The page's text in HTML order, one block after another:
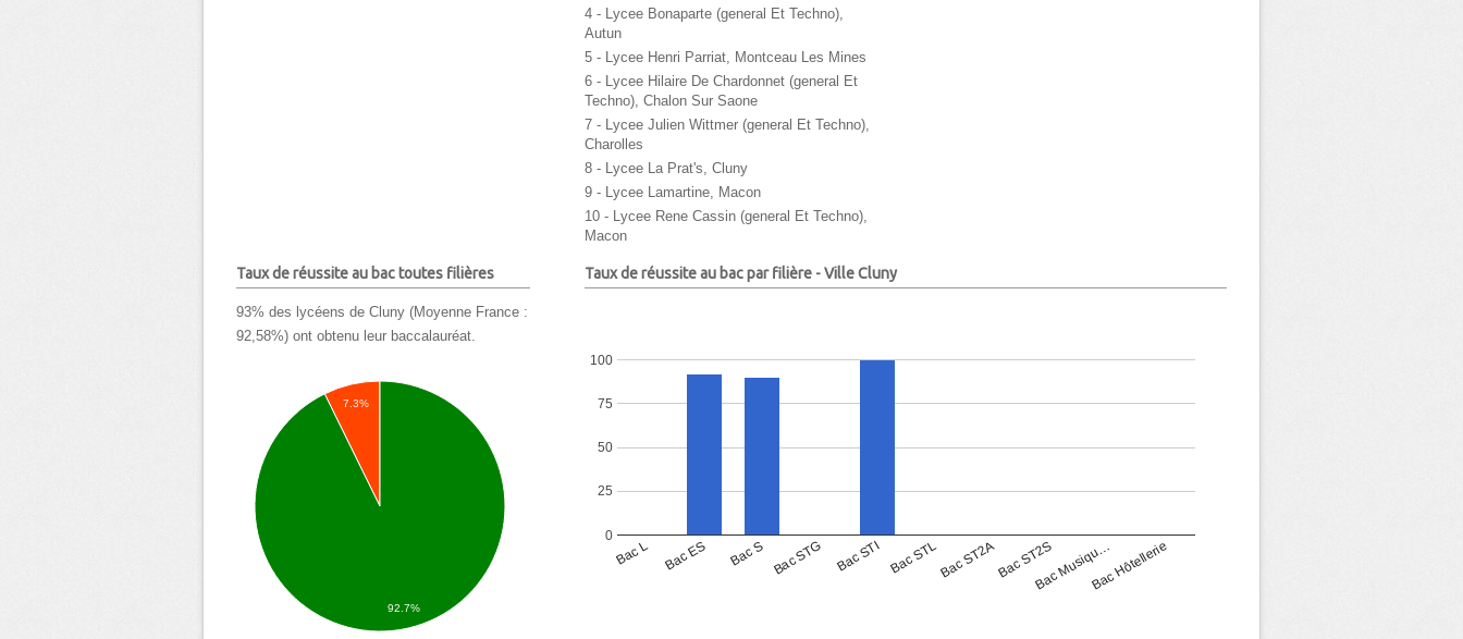
4 - Lycee Bonaparte (general Et Techno),
Autun
5 - Lycee Henri Parriat, Montceau Les Mines
6 - Lycee Hilaire De Chardonnet (general Et
Techno), Chalon Sur Saone
7 - Lycee Julien Wittmer (general Et Techno),
Charolles
8 - Lycee La Prat's, Cluny
9 - Lycee Lamartine, Macon
10 - Lycee Rene Cassin (general Et Techno),
Macon
Taux de réussite au bac toutes filières
93% des lycéens de Cluny (Moyenne France :
92,58%) ont obtenu leur baccalauréat.
7.3%
92.7%
Taux de réussite au bac par filière - Ville Cluny
Bac L Bac ES Bac S Bac STG Bac STI Bac STLBac ST2ABac ST2SBac Musiqu…Bac Hôtellerie
0
25
50
75
100